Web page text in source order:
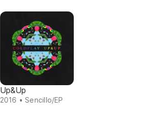
Up&Up
2016 • Sencillo/EP